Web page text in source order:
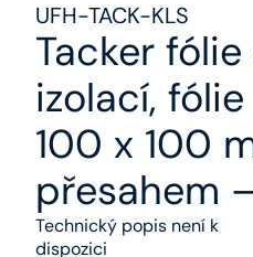
UFH-TACK-KLS
Tacker fólie
izolací,
100 x 100
přesahem
Technický popis není k
dispozici